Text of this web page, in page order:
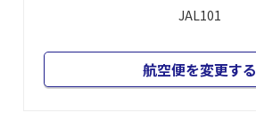
JAL101
航空便を変更する